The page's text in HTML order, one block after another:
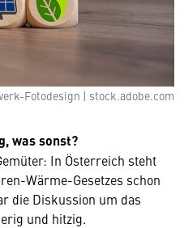
Fotodesign | stock.adobe.com
was sonst?
In Österreich steht
Wärme-Gesetzes schon
die Diskussion um das
und hitzig.